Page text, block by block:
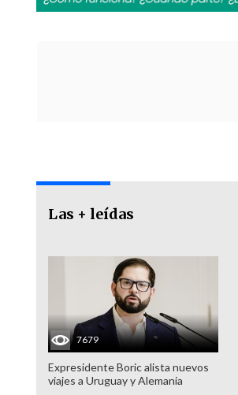
Las + leídas
7679
Expresidente Boric alista nuevos
viajes a Uruguay y Alemania